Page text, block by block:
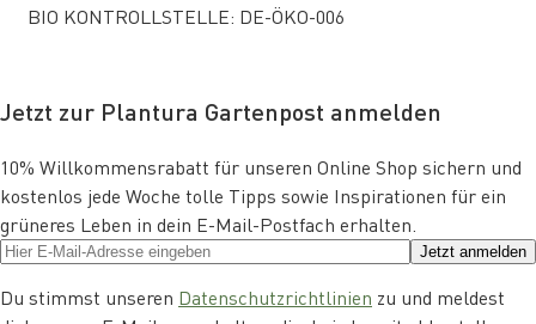
BIO KONTROLLSTELLE: DE-ÖKO-006
Jetzt zur Plantura Gartenpost anmelden
10% Willkommensrabatt für unseren Online Shop sichern und
kostenlos jede Woche tolle Tipps sowie Inspirationen für ein
grüneres Leben in dein E-Mail-Postfach erhalten.
Jetzt anmelden
Du stimmst unseren Datenschutzrichtlinien zu und meldest